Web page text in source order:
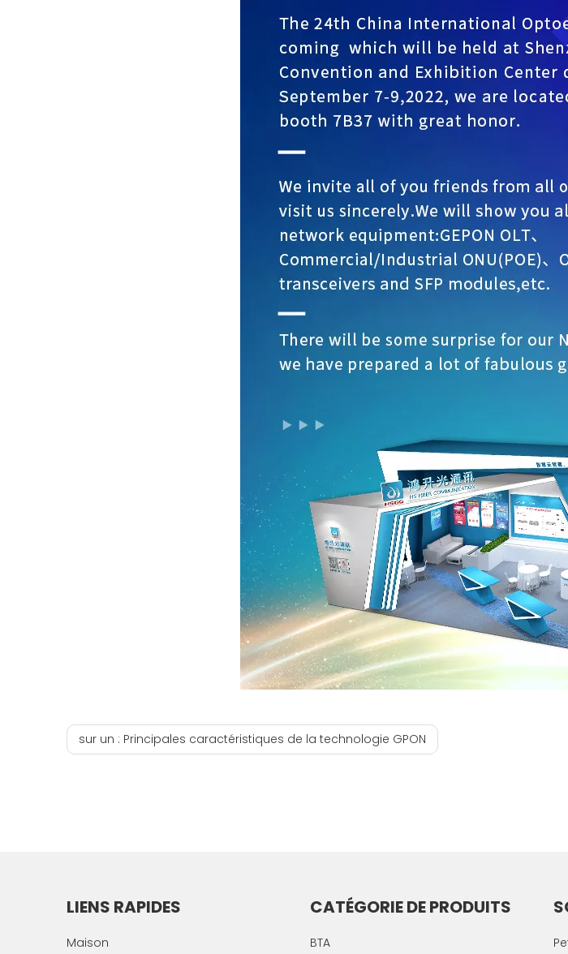
sur un : Principales caractéristiques de la technologie GPON
LIENS RAPIDES
Maison
CATÉGORIE DE PRODUITS
BTA